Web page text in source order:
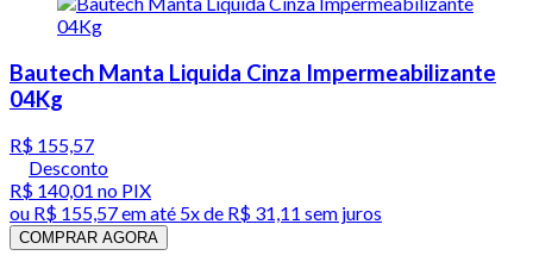
Bautech Manta Liquida Cinza Impermeabilizante
04Kg
R$ 155,57
Desconto
R$ 140,01 no PIX
ou R$ 155,57em até 5x de R$ 31,11 sem juros
COMPRAR AGORA